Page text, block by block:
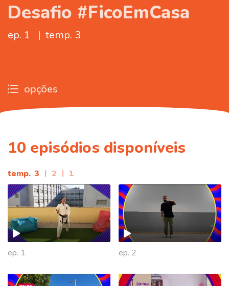
Desafio #FicoEmCasa
ep. 1 | temp. 3
opções
10 episódios disponíveis
temp. 3 | 2 | 1
ep. 1 ep. 2